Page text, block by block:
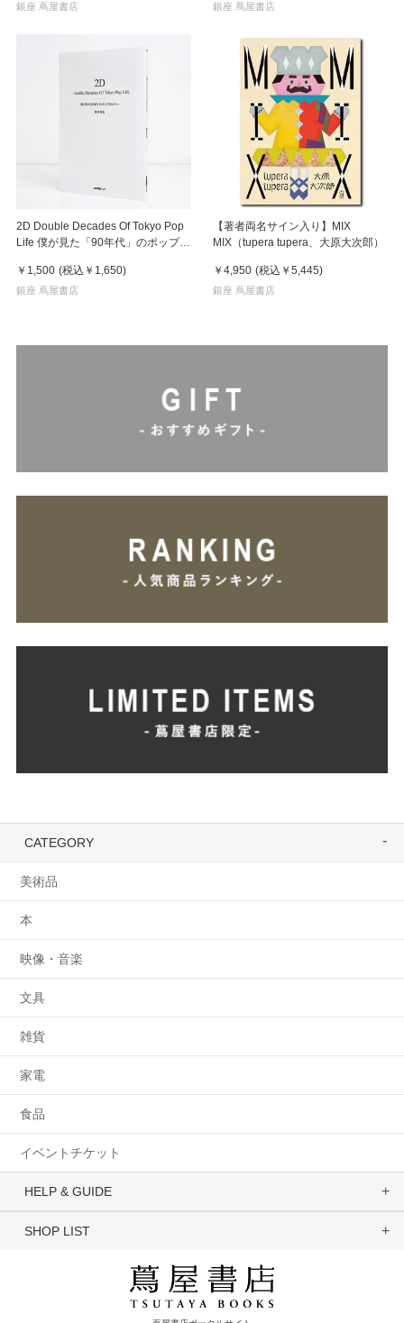
銀座 蔦屋書店 銀座 蔦屋書店
2D Double Decades Of Tokyo Pop
Life 僕が見た「90年代」のポップカ
￥1,500 (税込 ￥1,650)
銀座 蔦屋書店
【著者両名サイン入り】MIX
MIX（tupera tupera、大原大次郎）
￥4,950 (税込 ￥5,445)
銀座 蔦屋書店
CATEGORY
美術品
本
映像・音楽
文具
雑貨
家電
食品
イベントチケット
HELP & GUIDE
SHOP LIST